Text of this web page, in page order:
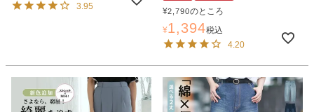
3.95
¥2,790のところ
¥1,394税込
4.20